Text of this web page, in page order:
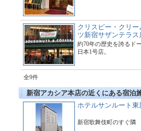
クリスピー・クリー
ツ新宿サザンテラス
約70年の歴史を誇るド
日本1号店。
全9件
新宿アカシア本店の近くにある宿泊
ホテルサンルート東
新宿歌舞伎町のすぐ隣